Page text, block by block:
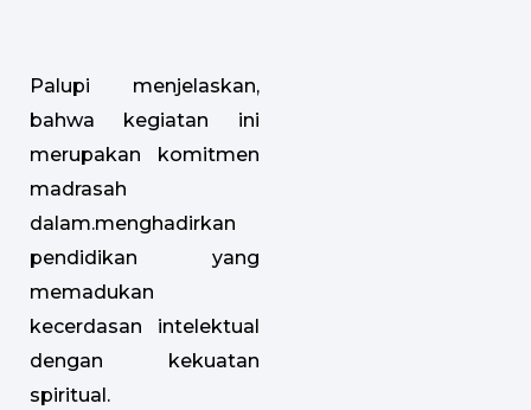
Palupi menjelaskan,
bahwa kegiatan ini
merupakan komitmen
madrasah
dalam.menghadirkan
pendidikan yang
memadukan
kecerdasan intelektual
dengan kekuatan
spiritual.